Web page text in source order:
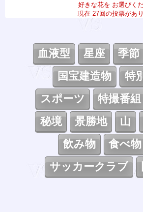
好きな花を お選びくだ
現在 27回の投票があ
血液型
星座 季節
国宝建造物
特
スポーツ
特撮番組
秘境
景勝地 山
飲み物
食べ物
サッカークラブ